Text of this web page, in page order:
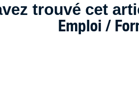
trouvé cet
Emploi /